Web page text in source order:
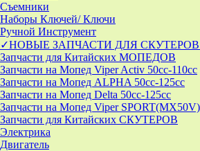
Съемники
Наборы Ключей/ Ключи
Ручной Инструмент
✓НОВЫЕ ЗАПЧАСТИ ДЛЯ
Запчасти для Китайских МОПЕДОВ
Запчасти на Мопед Viper Activ 50cc-110cc
Запчасти на Мопед ALPHA 50cc-125cc
Запчасти на Мопед Delta 50cc-125cc
Запчасти на Мопед Viper
Запчасти для Китайских СКУТЕРОВ
Электрика
Двигатель